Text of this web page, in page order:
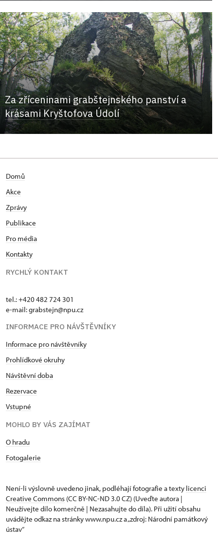
Za zříceninami grabštejnského panství a
krásami Kryštofova Údolí
Domů
Akce
Zprávy
Publikace
Pro média
Kontakty
RYCHLÝ KONTAKT
tel.: +420 482 724 301
e-mail: grabstejn@npu.cz
INFORMACE PRO NÁVŠTĚVNÍKY
Informace pro návštěvníky
Prohlídkové okruhy
Návštěvní doba
Rezervace
Vstupné
MOHLO BY VÁS ZAJÍMAT
O hradu
Fotogalerie
Není-li výslovně uvedeno jinak, podléhají fotografie a texty licenci
Creative Commons (CC BY-NC-ND 3.0 CZ) (Uveďte autora |
Neužívejte dílo komerčně | Nezasahujte do díla). Při užití obsahu
uvádějte odkaz na stránky www.npu.cz a „zdroj: Národní památkový
ústav“